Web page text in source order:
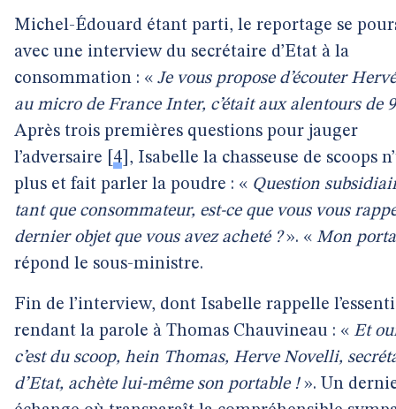
Michel-Édouard étant parti, le reportage se
avec une interview du secrétaire d’Etat à la
consommation : « Je vous propose d’écouter
au micro de France Inter, c’était aux alentours de
Après trois premières questions pour jauger
l’adversaire
4 , Isabelle la chasseuse de scoops
plus et fait parler la poudre : « Question
tant que consommateur, est-ce que vous vous
dernier objet que vous avez acheté ?». « Mon
répond le sous-ministre.
Fin de l’interview, dont Isabelle rappelle
rendant la parole à Thomas Chauvineau : « Et
c’est du scoop, hein Thomas, Herve Novelli,
d’Etat, achète lui-même son portable !». Un